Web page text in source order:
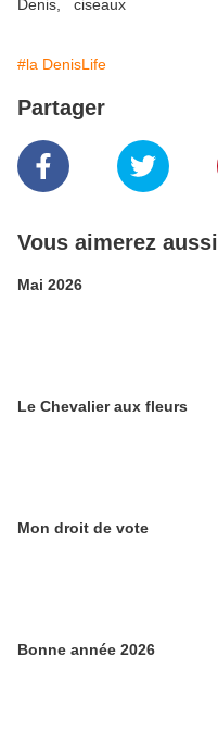
Denis, ciseaux
#la DenisLife
Partager
Vous aimerez aussi
Mai 2026
Le Chevalier aux fleurs
Mon droit de vote
Bonne année 2026